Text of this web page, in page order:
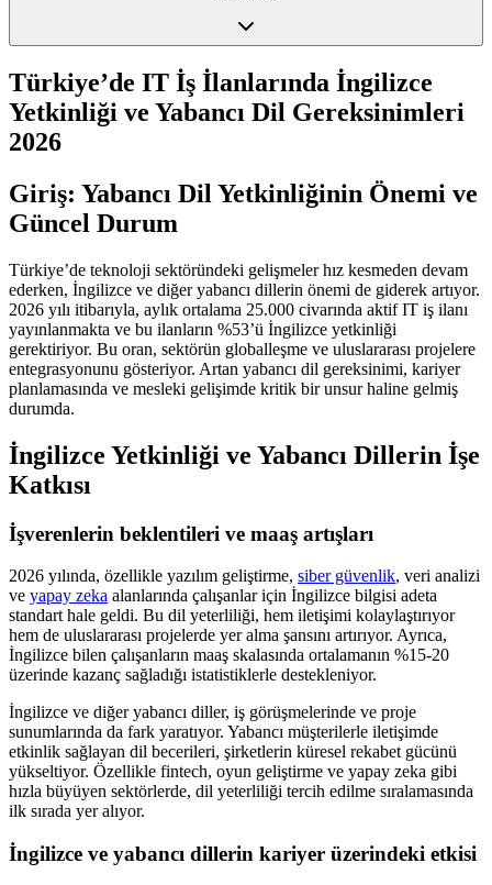
Türkiye’de IT İş İlanlarında İngilizce
Yetkinliği ve Yabancı Dil Gereksinimleri
2026
Giriş: Yabancı Dil Yetkinliğinin Önemi ve
Güncel Durum
Türkiye’de teknoloji sektöründeki gelişmeler hız kesmeden devam
ederken, İngilizce ve diğer yabancı dillerin önemi de giderek artıyor.
2026 yılı itibarıyla, aylık ortalama 25.000 civarında aktif IT iş ilanı
yayınlanmakta ve bu ilanların %53’ü İngilizce yetkinliği
gerektiriyor. Bu oran, sektörün globalleşme ve uluslararası projelere
entegrasyonunu gösteriyor. Artan yabancı dil gereksinimi, kariyer
planlamasında ve mesleki gelişimde kritik bir unsur haline gelmiş
durumda.
İngilizce Yetkinliği ve Yabancı Dillerin İşe
Katkısı
İşverenlerin beklentileri ve maaş artışları
2026 yılında, özellikle yazılım geliştirme, siber güvenlik, veri analizi
ve yapay zeka alanlarında çalışanlar için İngilizce bilgisi adeta
standart hale geldi. Bu dil yeterliliği, hem iletişimi kolaylaştırıyor
hem de uluslararası projelerde yer alma şansını artırıyor. Ayrıca,
İngilizce bilen çalışanların maaş skalasında ortalamanın %15-20
üzerinde kazanç sağladığı istatistiklerle destekleniyor.
İngilizce ve diğer yabancı diller, iş görüşmelerinde ve proje
sunumlarında da fark yaratıyor. Yabancı müşterilerle iletişimde
etkinlik sağlayan dil becerileri, şirketlerin küresel rekabet gücünü
yükseltiyor. Özellikle fintech, oyun geliştirme ve yapay zeka gibi
hızla büyüyen sektörlerde, dil yeterliliği tercih edilme sıralamasında
ilk sırada yer alıyor.
İngilizce ve yabancı dillerin kariyer üzerindeki etkisi